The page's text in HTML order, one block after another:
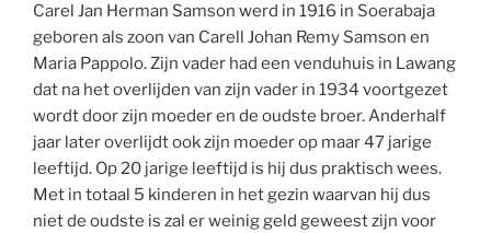
Carel Jan Herman Samson werd in 1916 in Soerabaja
geboren als zoon van Carell Johan Remy Samson en
Maria Pappolo. Zijn vader had een venduhuis in Lawang
dat na het overlijden van zijn vader in 1934 voortgezet
wordt door zijn moeder en de oudste broer. Anderhalf
jaar later overlijdt ook zijn moeder op maar 47 jarige
leeftijd. Op 20 jarige leeftijd is hij dus praktisch wees.
Met in totaal 5 kinderen in het gezin waarvan hij dus
niet de oudste is zal er weinig geld geweest zijn voor